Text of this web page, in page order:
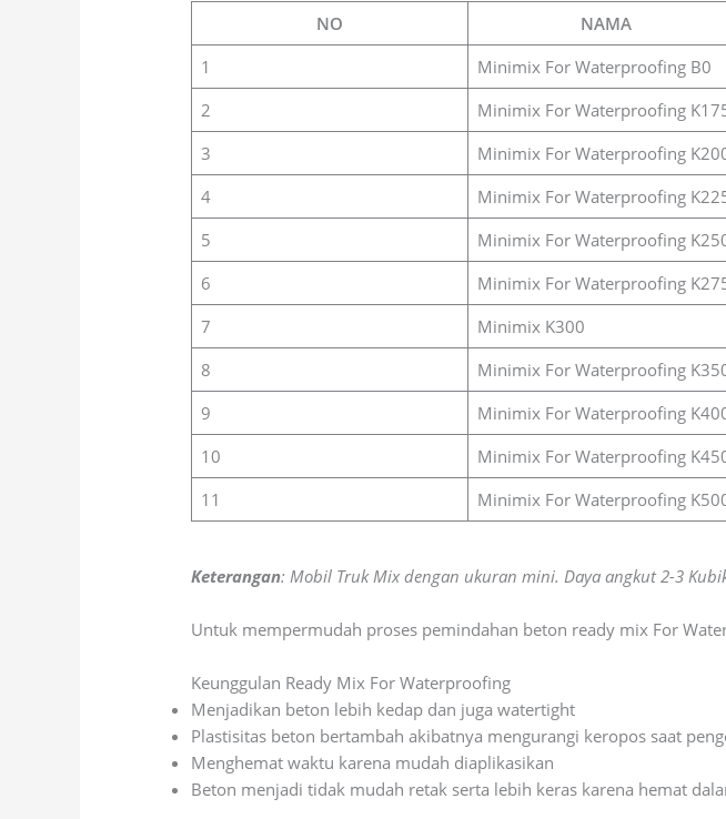
NO
NAMA
1 Minimix For Waterproofing B0
2
Minimix For Waterproofing
3
Minimix For Waterproofing
4
Minimix For Waterproofing
5
Minimix For Waterproofing
6
Minimix For Waterproofing
7
Minimix K300
8
Minimix For Waterproofing
9
Minimix For Waterproofing
10
Minimix For Waterproofing
11
Minimix For Waterproofing
Keterangan: Mobil Truk Mix dengan ukuran mini. Daya angkut 2-3
Untuk mempermudah proses pemindahan beton ready mix For
Keunggulan Ready Mix For Waterproofing
Menjadikan beton lebih kedap dan juga watertight
Plastisitas beton bertambah akibatnya mengurangi keropos saat
Menghemat waktu karena mudah diaplikasikan
Beton menjadi tidak mudah retak serta lebih keras karena hemat